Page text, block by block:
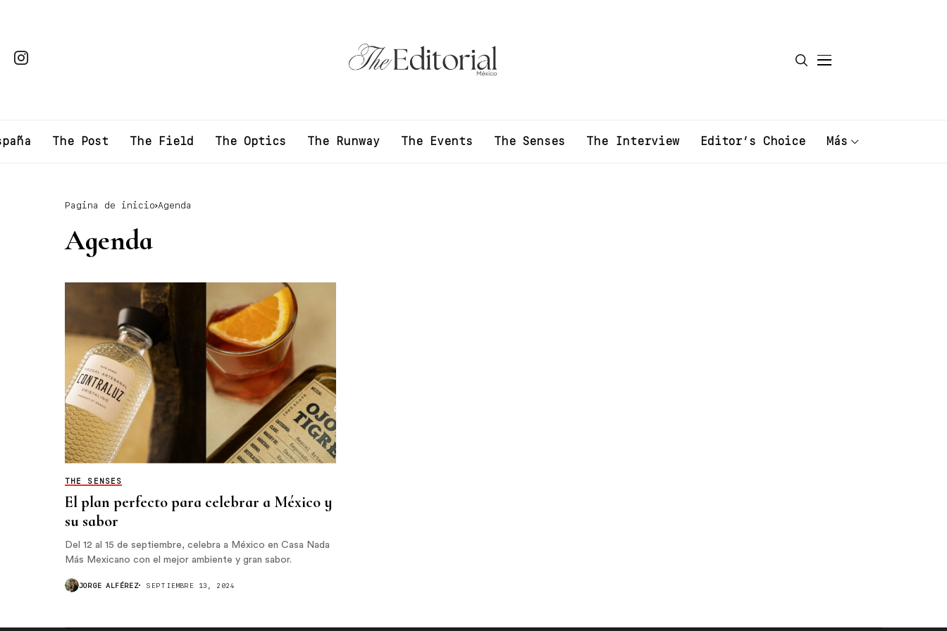
The Post The Field The Optics The Runway The Events The Senses The Interview Editor’s Choice Más
Pagina de inicio Agenda
Agenda
THE SENSES
El plan perfecto para celebrar a México y
su sabor
Del 12 al 15 de septiembre, celebra a México en Casa Nada
Más Mexicano con el mejor ambiente y gran sabor.
JORGE ALFÉREZ SEPTIEMBRE 13, 2024